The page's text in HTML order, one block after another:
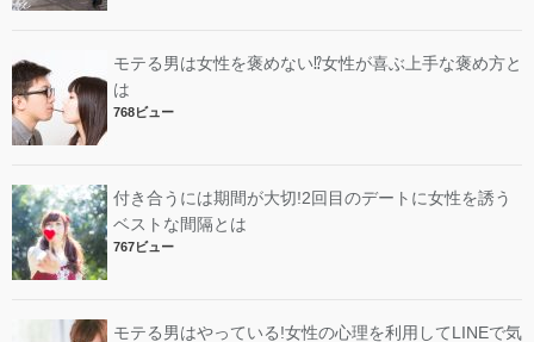
モテる男は女性を褒めない⁉︎女性が喜ぶ上手な褒め方と
は
768ビュー
付き合うには期間が大切!2回目のデートに女性を誘う
ベストな間隔とは
767ビュー
モテる男はやっている!女性の心理を利用してLINEで気